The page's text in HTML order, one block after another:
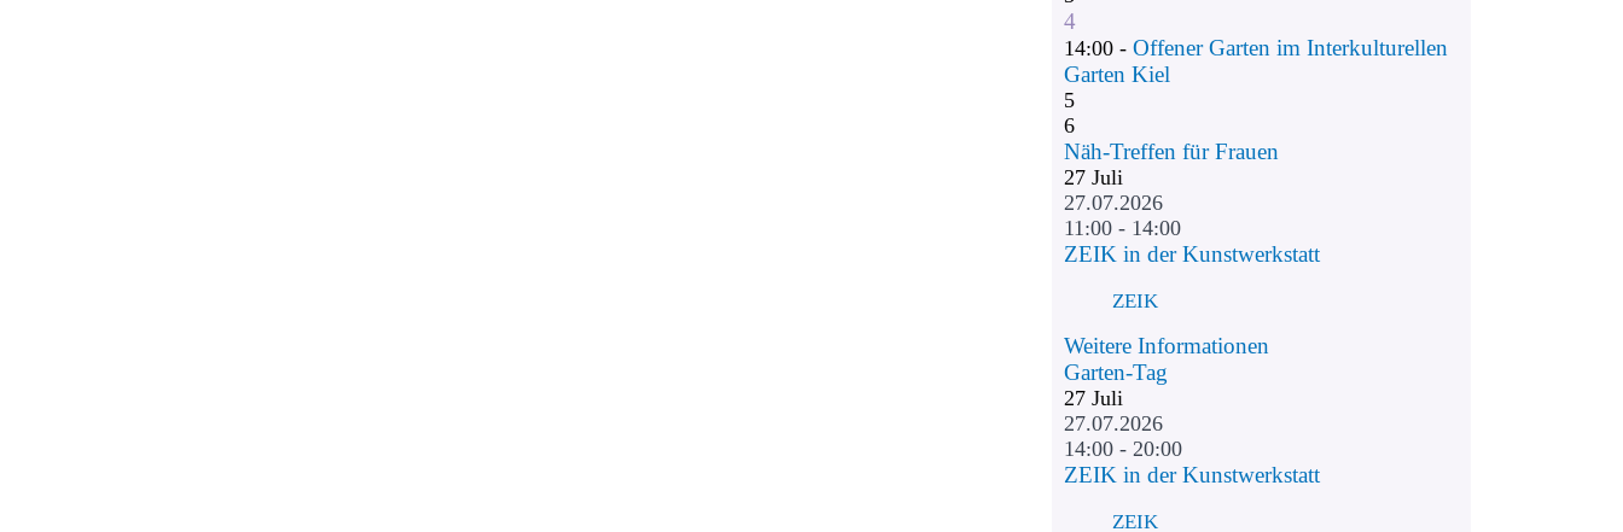
4
14:00 -Offener Garten im Interkulturellen
Garten Kiel
5
6
Näh-Treffen für Frauen
27 Juli
27.07.2026
11:00 - 14:00
ZEIK in der Kunstwerkstatt
ZEIK
Weitere Informationen
Garten-Tag
27 Juli
27.07.2026
14:00 - 20:00
ZEIK in der Kunstwerkstatt
ZEIK